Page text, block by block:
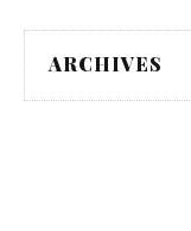
ARCHIVES